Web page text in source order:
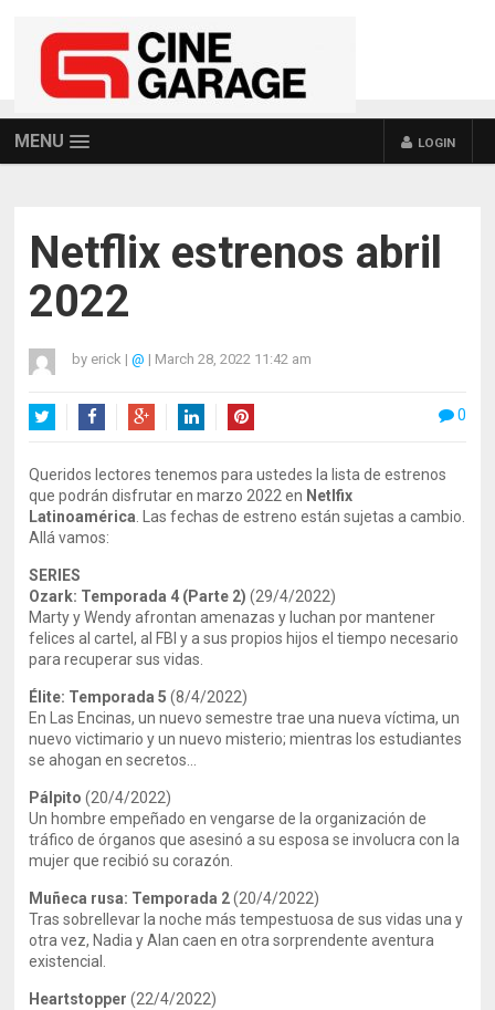
MENU LOGIN
Netflix estrenos abril
2022
by erick | @ | March 28, 2022 11:42 am
0
Queridos lectores tenemos para ustedes la lista de estrenos
que podrán disfrutar en marzo 2022 en Netlfix
Latinoamérica . Las fechas de estreno están sujetas a cambio.
Allá vamos:
SERIES
Ozark: Temporada 4 (Parte 2) (29/4/2022)
Marty y Wendy afrontan amenazas y luchan por mantener
felices al cartel, al FBI y a sus propios hijos el tiempo necesario
para recuperar sus vidas.
Élite: Temporada 5 (8/4/2022)
En Las Encinas, un nuevo semestre trae una nueva víctima, un
nuevo victimario y un nuevo misterio; mientras los estudiantes
se ahogan en secretos…
Pálpito (20/4/2022)
Un hombre empeñado en vengarse de la organización de
tráfico de órganos que asesinó a su esposa se involucra con la
mujer que recibió su corazón.
Muñeca rusa: Temporada 2(20/4/2022)
Tras sobrellevar la noche más tempestuosa de sus vidas una y
otra vez, Nadia y Alan caen en otra sorprendente aventura
existencial.
Heartstopper (22/4/2022)